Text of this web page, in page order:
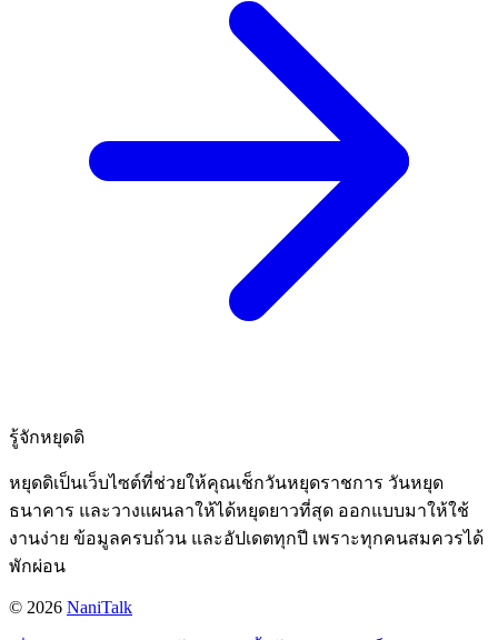
รู้จักหยุดดิ
หยุดดิเป็นเว็บไซต์ที่ช่วยให้คุณเช็กวันหยุดราชการ วันหยุด
ธนาคาร และวางแผนลาให้ได้หยุดยาวที่สุด ออกแบบมาให้ใช้
งานง่าย ข้อมูลครบถ้วน และอัปเดตทุกปี เพราะทุกคนสมควรได้
พักผ่อน
© 2026 NaniTalk